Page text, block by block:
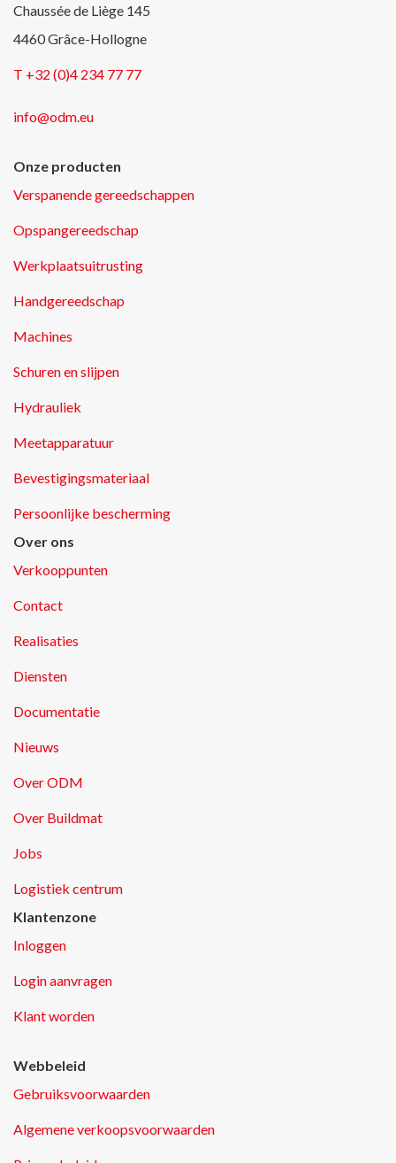
Chaussée de Liège 145
4460 Grâce-Hollogne
T +32 (0)4 234 77 77
info@odm.eu
Onze producten
Verspanende gereedschappen
Opspangereedschap
Werkplaatsuitrusting
Handgereedschap
Machines
Schuren en slijpen
Hydrauliek
Meetapparatuur
Bevestigingsmateriaal
Persoonlijke bescherming
Over ons
Verkooppunten
Contact
Realisaties
Diensten
Documentatie
Nieuws
Over ODM
Over Buildmat
Jobs
Logistiek centrum
Klantenzone
Inloggen
Login aanvragen
Klant worden
Webbeleid
Gebruiksvoorwaarden
Algemene verkoopsvoorwaarden